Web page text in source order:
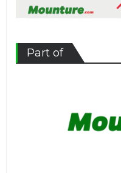
Part of